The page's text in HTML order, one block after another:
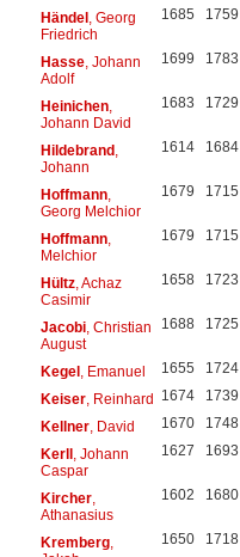
Händel, Georg
Friedrich
1685 1759
Hasse, Johann
Adolf
1699 1783
Heinichen,
Johann David
1683 1729
Hildebrand,
Johann
1614 1684
Hoffmann,
Georg Melchior
1679 1715
Hoffmann,
Melchior
1679 1715
Hültz, Achaz
Casimir
1658 1723
Jacobi, Christian
August
1688 1725
Kegel, Emanuel 1655 1724
Keiser, Reinhard 1674 1739
Kellner, David 1670 1748
Kerll, Johann
Caspar
1627 1693
Kircher,
Athanasius
1602 1680
Kremberg,
1650 1718